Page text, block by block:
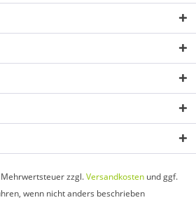
zzgl.Versandkosten und ggf.
wenn nicht anders beschrieben